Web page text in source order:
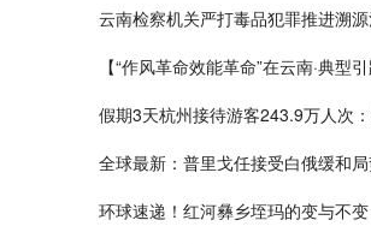
云南检察机关严打毒品犯罪推进溯
【“作风革命效能革命”在云南·典
假期3天杭州接待游客243.9万人次
全球最新：普里戈任接受白俄缓和
环球速递！红河彝乡垤玛的变与不变